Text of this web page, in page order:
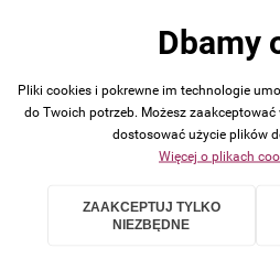
kolekcja 2026Dbamy
Pliki cookies i pokrewne im technologie
do Twoich potrzeb. Możesz
dostosować użycie plików
Więcej o plikach
ZAAKCEPTUJ TYLKO
NIEZBĘDNE